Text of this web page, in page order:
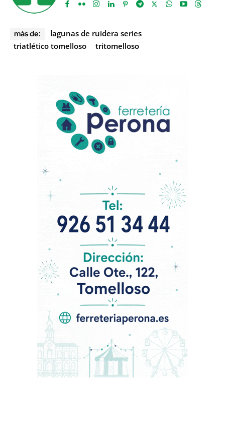
más de:
lagunas de ruidera series
triatlético tomelloso
tritomelloso